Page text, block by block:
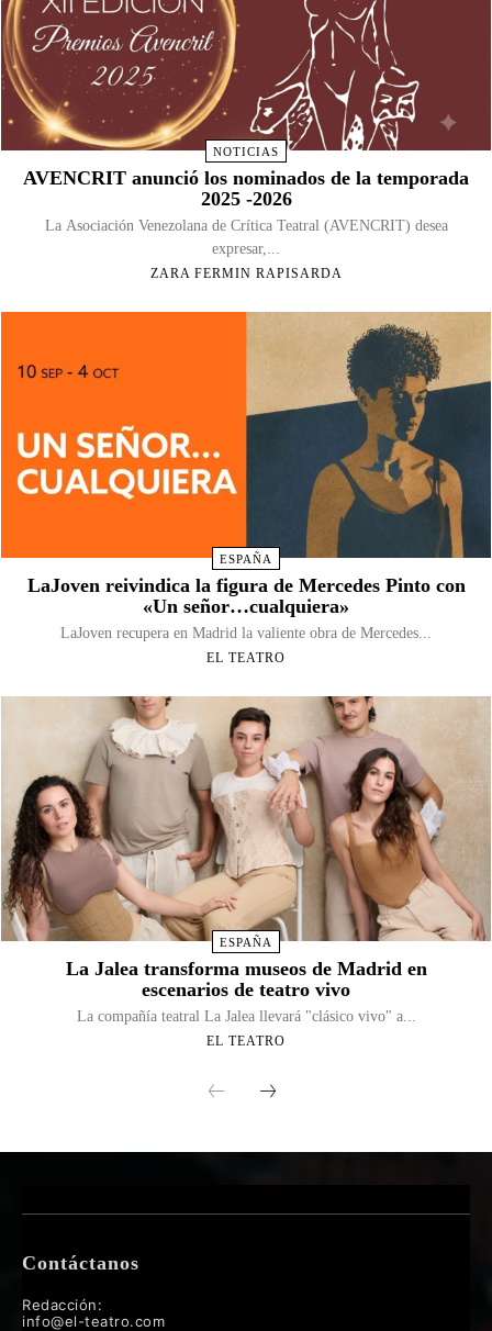
NOTICIAS
AVENCRIT anunció los nominados de la temporada
2025 -2026
La Asociación Venezolana de Crítica Teatral (AVENCRIT) desea
expresar,...
ZARA FERMIN RAPISARDA
ESPAÑA
LaJoven reivindica la figura de Mercedes Pinto con
«Un señor…cualquiera»
LaJoven recupera en Madrid la valiente obra de Mercedes...
EL TEATRO
ESPAÑA
La Jalea transforma museos de Madrid en
escenarios de teatro vivo
La compañía teatral La Jalea llevará "clásico vivo" a...
EL TEATRO
Contáctanos
Redacción:
info@el-teatro.com